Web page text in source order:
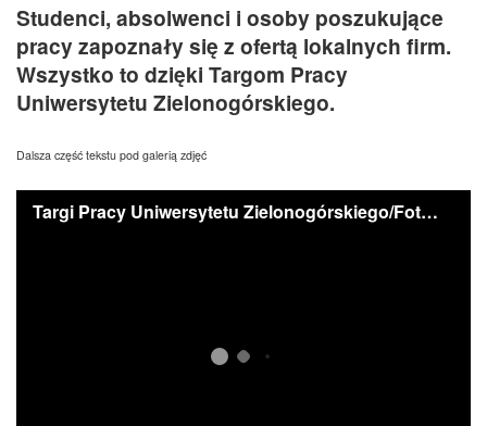
Studenci, absolwenci i osoby poszukujące
pracy zapoznały się z ofertą lokalnych firm.
Wszystko to dzięki Targom Pracy
Uniwersytetu Zielonogórskiego.
Dalsza część tekstu pod galerią zdjęć
Targi Pracy Uniwersytetu Zielonogórskiego/Fot. Przemysław Kozubaj